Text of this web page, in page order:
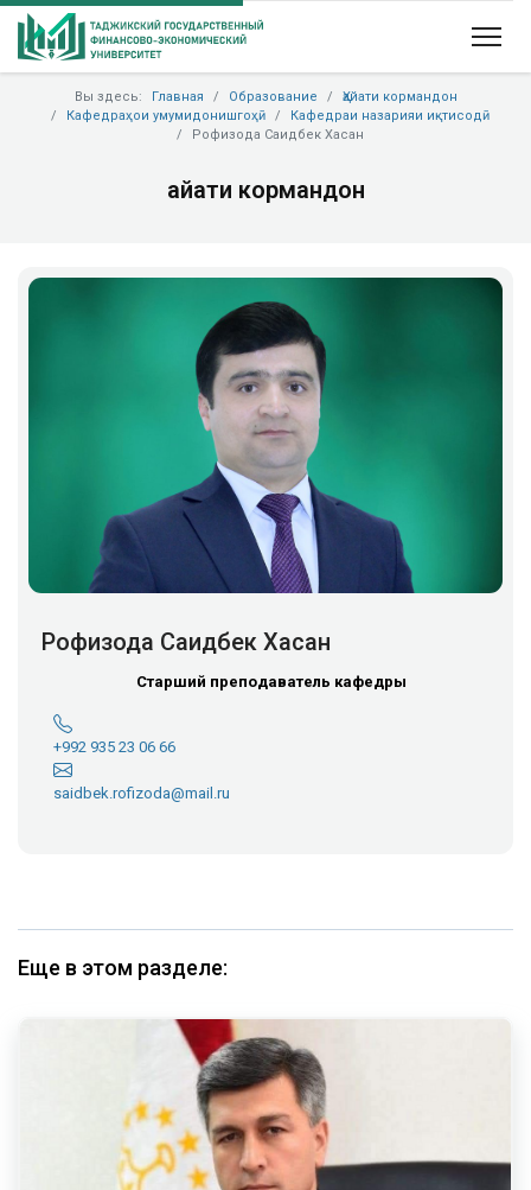
Вы здесь: Главная Образование
Ҳайати кормандон
Кафедраҳои умумидонишгоҳӣ
Кафедраи назарияи иқтисодӣ
Рофизода Саидбек Хасан
Ҳайати кормандон
Рофизода Саидбек Хасан
Старший преподаватель кафедры
+992 935 23 06 66
saidbek.rofizoda@mail.ru
Еще в этом разделе: